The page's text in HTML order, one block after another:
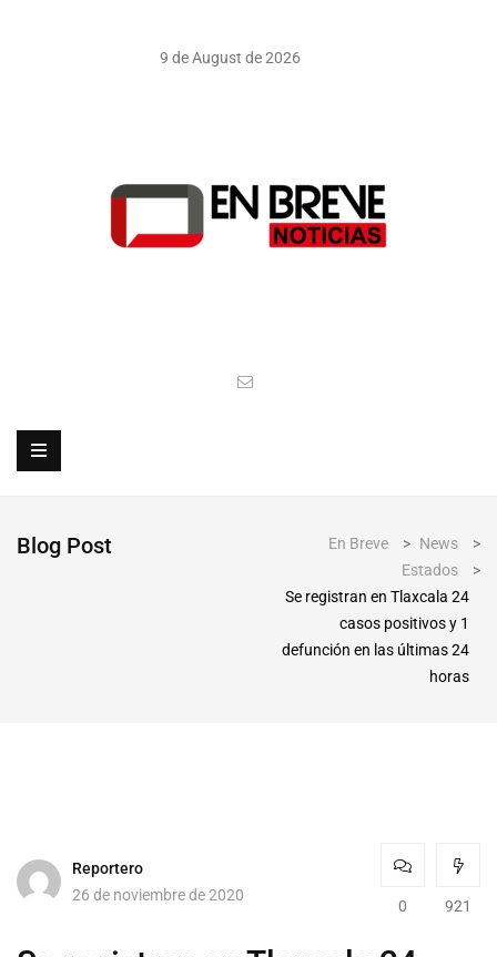
9 de August de 2026
Blog Post En Breve > News
>
Estados
>
Se registran en Tlaxcala 24
casos positivos y 1
defunción en las últimas 24
horas
Reportero
26 de noviembre de 2020
0 921